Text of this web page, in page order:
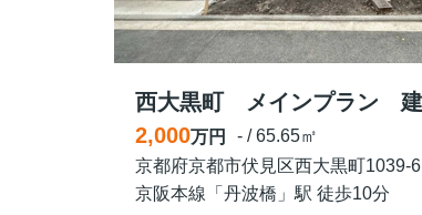
2,000万円
- / 65.65㎡
京都府京都市伏見区西大黒町1039-6
京阪本線「丹波橋」駅 徒歩10分